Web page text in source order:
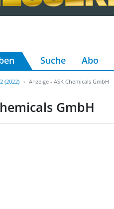
Suche Abo
(2022) Anzeige - ASK Chemicals GmbH
GmbH